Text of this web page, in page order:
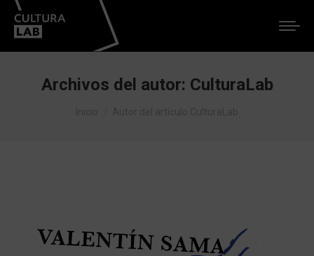
Archivos del autor: CulturaLab